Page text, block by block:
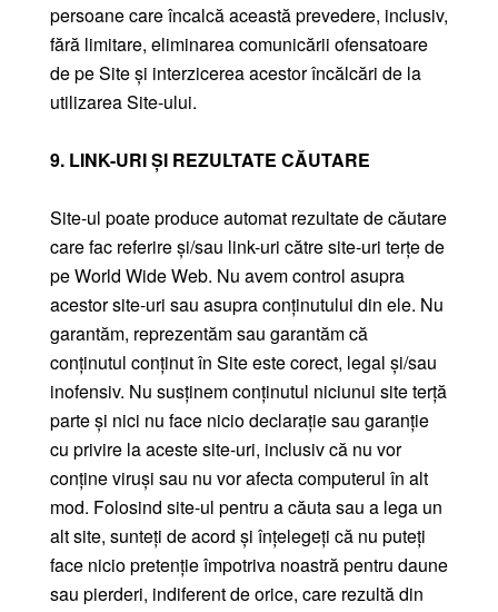
persoane care încalcă această prevedere, inclusiv,
fără limitare, eliminarea comunicării ofensatoare
de pe Site și interzicerea acestor încălcări de la
utilizarea Site-ului.
9. LINK-URI ȘI REZULTATE CĂUTARE
Site-ul poate produce automat rezultate de căutare
care fac referire și/sau link-uri către site-uri terțe de
pe World Wide Web. Nu avem control asupra
acestor site-uri sau asupra conținutului din ele. Nu
garantăm, reprezentăm sau garantăm că
conținutul conținut în Site este corect, legal și/sau
inofensiv. Nu susținem conținutul niciunui site terță
parte și nici nu face nicio declarație sau garanție
cu privire la aceste site-uri, inclusiv că nu vor
conține viruși sau nu vor afecta computerul în alt
mod. Folosind site-ul pentru a căuta sau a lega un
alt site, sunteți de acord și înțelegeți că nu puteți
face nicio pretenție împotriva noastră pentru daune
sau pierderi, indiferent de orice, care rezultă din